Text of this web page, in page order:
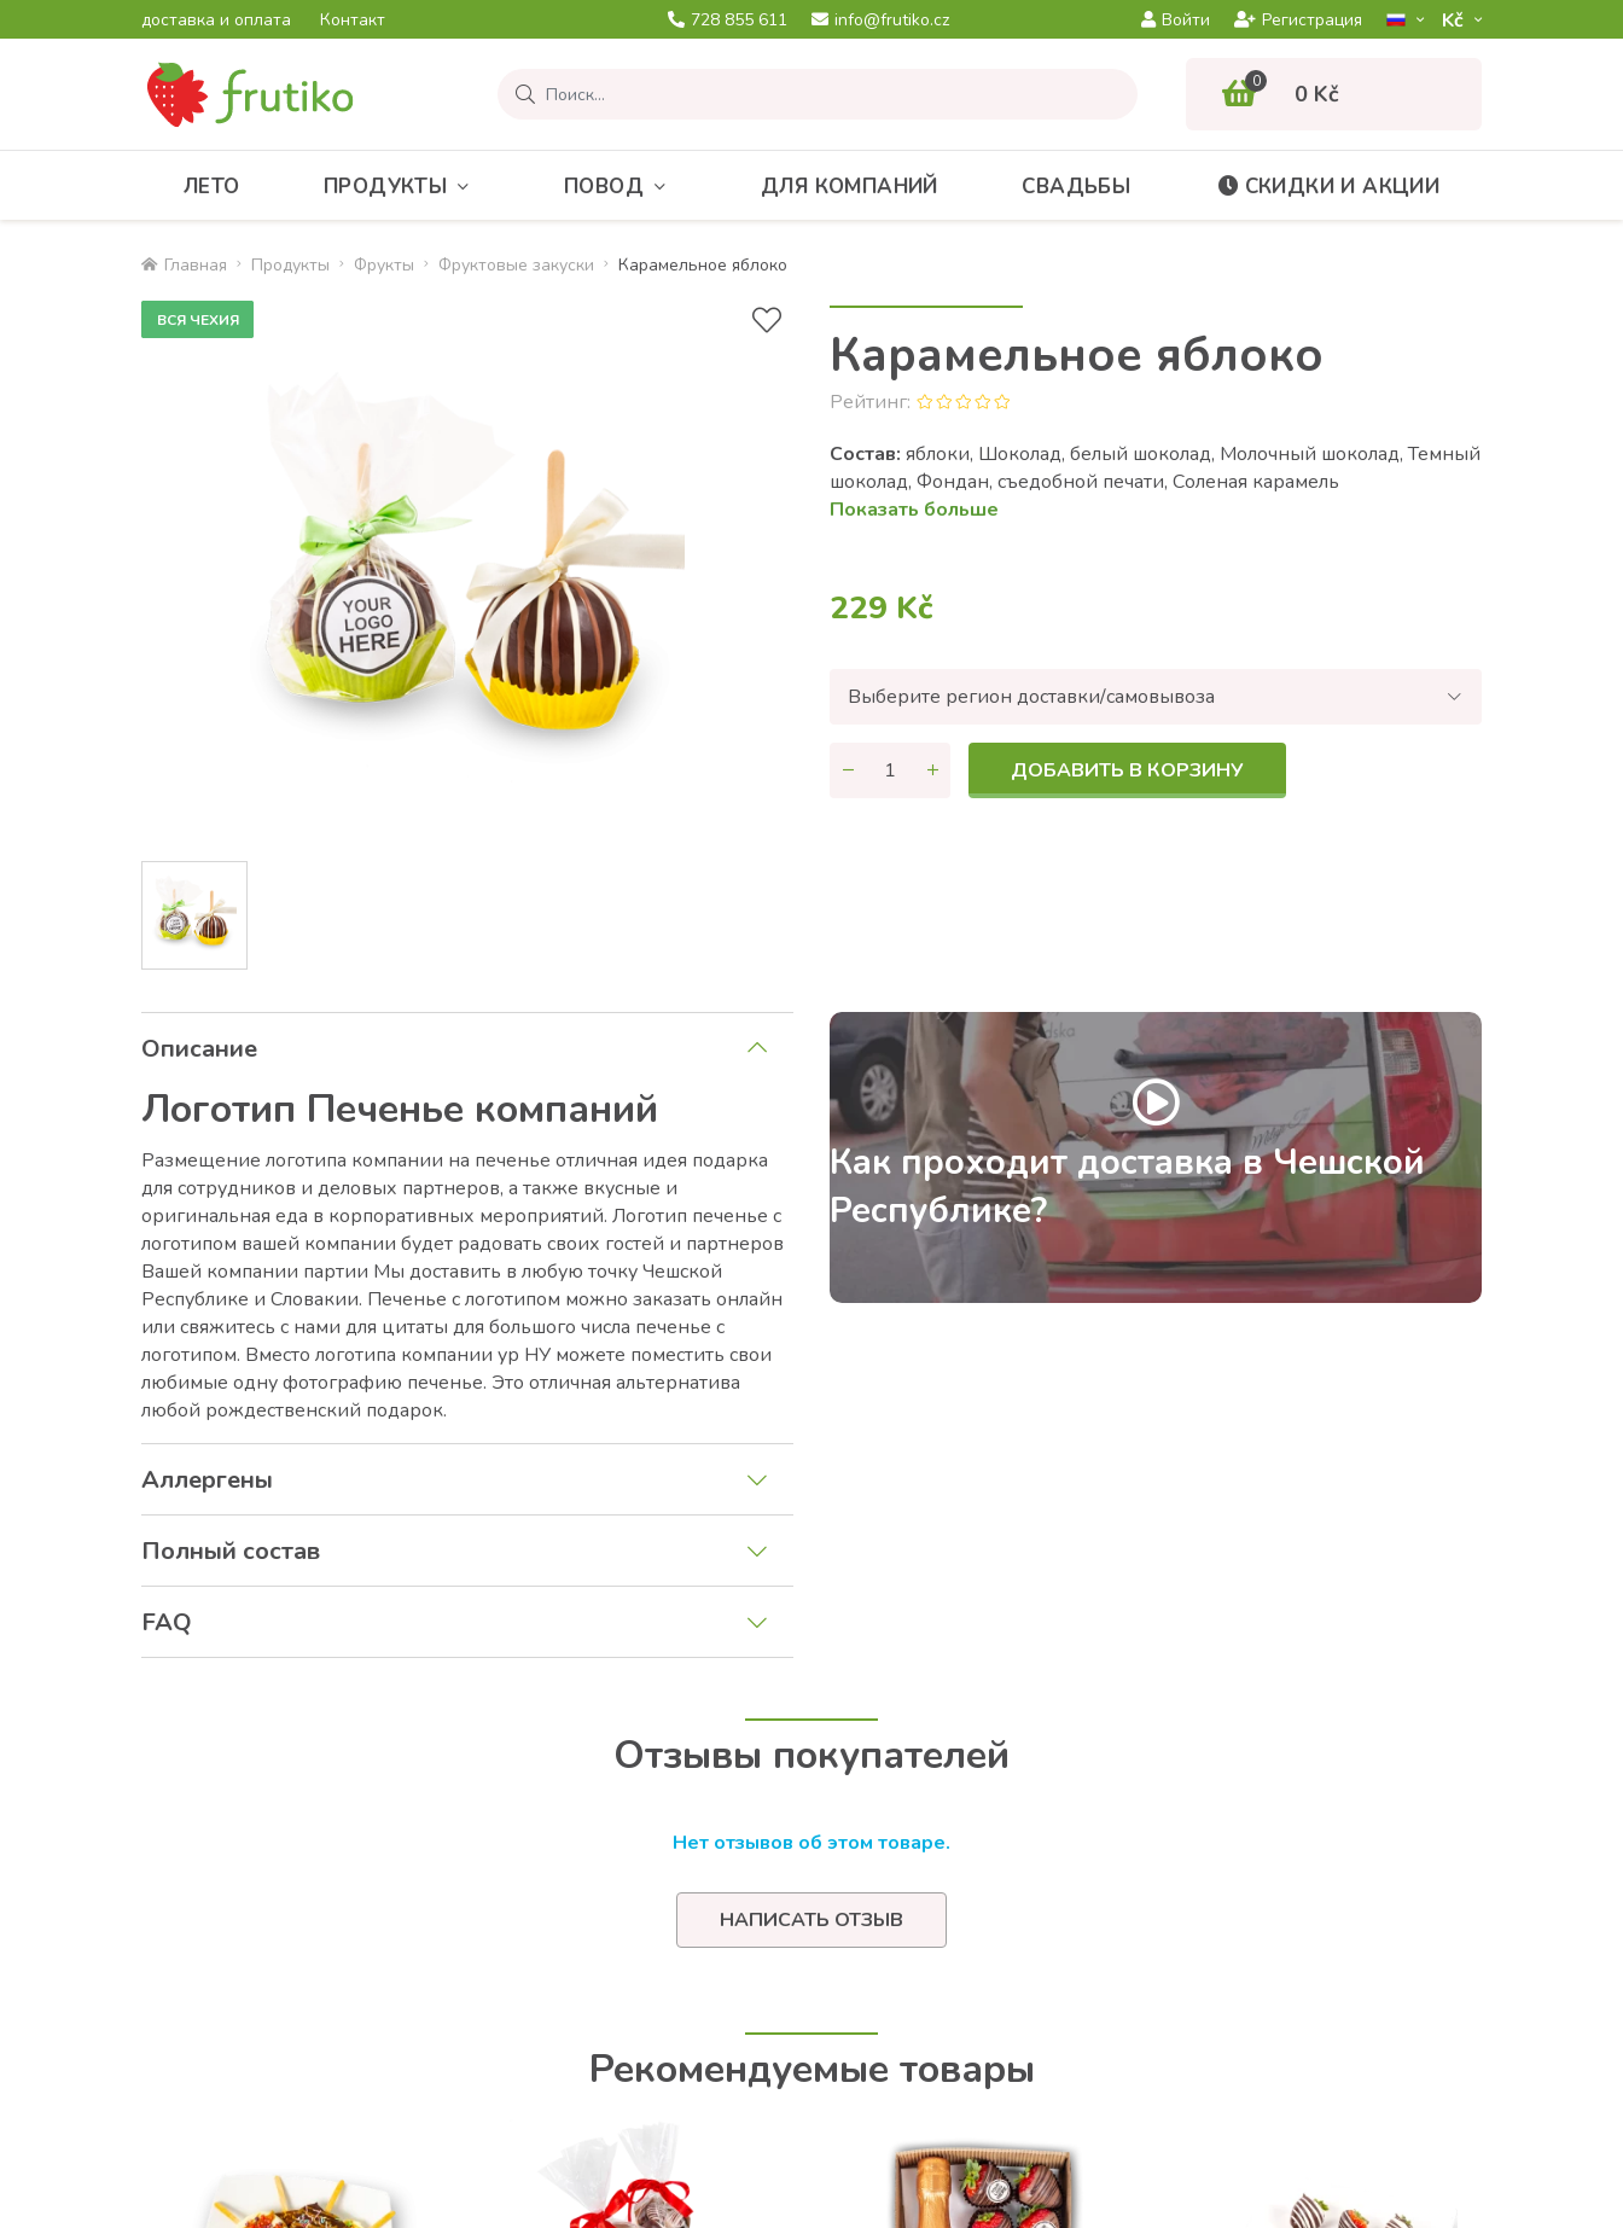
доставка и оплата Контакт 728 855 611 info@frutiko.cz Войти Регистрация Kč­
0 0 Kč
ЛЕТО ПРОДУКТЫ ПОВОД ДЛЯ КОМПАНИЙ СВАДЬБЫ СКИДКИ И АКЦИИ
Главная Продукты Фрукты Фруктовые закуски Карамельное яблоко
ВСЯ ЧЕХИЯ
Карамельное яблоко
Рейтинг:
Состав: яблоки, Шоколад, белый шоколад, Молочный шоколад, Темный
шоколад, Фондан, съедобной печати, Соленая карамель
Показать больше
229 Kč
Выберите регион доставки/самовывоза
ДОБАВИТЬ В КОРЗИНУ
Описание
Логотип Печенье компаний
Размещение логотипа компании на печенье отличная идея подарка
для сотрудников и деловых партнеров, а также вкусные и
оригинальная еда в корпоративных мероприятий. Логотип печенье с
логотипом вашей компании будет радовать своих гостей и партнеров
Вашей компании партии Мы доставить в любую точку Чешской
Республике и Словакии. Печенье с логотипом можно заказать онлайн
или свяжитесь с нами для цитаты для большого числа печенье с
логотипом. Вместо логотипа компании ур НУ можете поместить свои
любимые одну фотографию печенье. Это отличная альтернатива
любой рождественский подарок.
Аллергены
Полный состав
FAQ
Как проходит доставка в Чешской
Республике?
Отзывы покупателей
Нет отзывов об этом товаре.
НАПИСАТЬ ОТЗЫВ
Рекомендуемые товары